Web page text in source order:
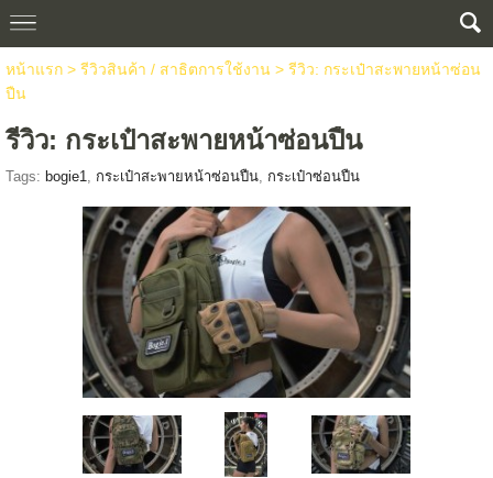
หน้าแรก > รีวิวสินค้า / สาธิตการใช้งาน> รีวิว: กระเป๋าสะพายหน้าซ่อน
ปืน
รีวิว: กระเป๋าสะพายหน้าซ่อนปืน
Tags: bogie1, กระเป๋าสะพายหน้าซ่อนปืน, กระเป๋าซ่อนปืน